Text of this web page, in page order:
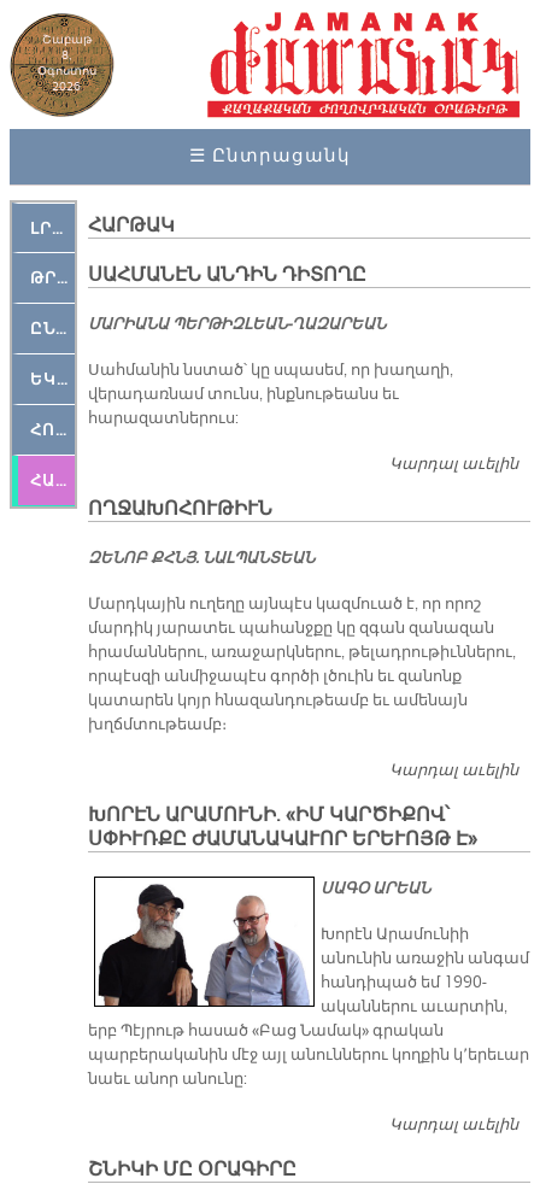
Շաբաթ
8,
Օգոստոս
2026
☰ Ընտրացանկ
ԼՐԱՀՈՍ
ԹՐՔԱՀԱՅ ԿԵԱՆՔ
ԸՆԿԵՐԱՄՇԱԿՈՒԹԱՅԻՆ
ԵԿԵՂԵՑԱԿԱՆ
ՀՈԳԵՄՏԱՒՈՐ
ՀԱՐԹԱԿ
ՀԱՐԹԱԿ
ՍԱՀՄԱՆԷՆ ԱՆԴԻՆ ԴԻՏՈՂԸ
ՄԱՐԻԱՆԱ ՊԵՐԹԻԶԼԵԱՆ-ՂԱԶԱՐԵԱՆ
Սահմանին նստած՝ կը սպասեմ, որ խաղաղի,
վերադառնամ տունս, ինքնութեանս եւ
հարազատներուս:
Կարդալ աւելին
ՈՂՋԱԽՈՀՈՒԹԻՒՆ
ԶԵՆՈԲ ՔՀՆՅ. ՆԱԼՊԱՆՏԵԱՆ
Մարդկային ուղեղը այնպէս կազմուած է, որ որոշ
մարդիկ յարատեւ պահանջքը կը զգան զանազան
հրամաններու, առաջարկներու, թելադրութիւններու,
որպէսզի անմիջապէս գործի լծուին եւ զանոնք
կատարեն կոյր հնազանդութեամբ եւ ամենայն
խղճմտութեամբ։
Կարդալ աւելին
ԽՈՐԷՆ ԱՐԱՄՈՒՆԻ. «ԻՄ ԿԱՐԾԻՔՈՎ՝
ՍՓԻՒՌՔԸ ԺԱՄԱՆԱԿԱՒՈՐ ԵՐԵՒՈՅԹ Է»
ՍԱԳՕ ԱՐԵԱՆ
Խորէն Արամունիի
անունին առաջին անգամ
հանդիպած եմ 1990-
ականներու աւարտին,
երբ Պէյրութ հասած «Բաց Նամակ» գրական
պարբերականին մէջ այլ անուններու կողքին կ՚երեւար
նաեւ անոր անունը:
Կարդալ աւելին
ՇՆԻԿԻ ՄԸ ՕՐԱԳԻՐԸ